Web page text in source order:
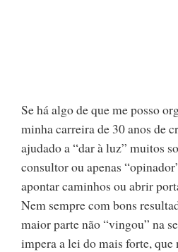
Se há algo de que me posso
minha carreira de 30 anos de
ajudado a “dar à luz” muitos
consultor ou apenas
apontar caminhos ou abrir
Nem sempre com bons
maior parte não “vingou” na
impera a lei do mais forte, que